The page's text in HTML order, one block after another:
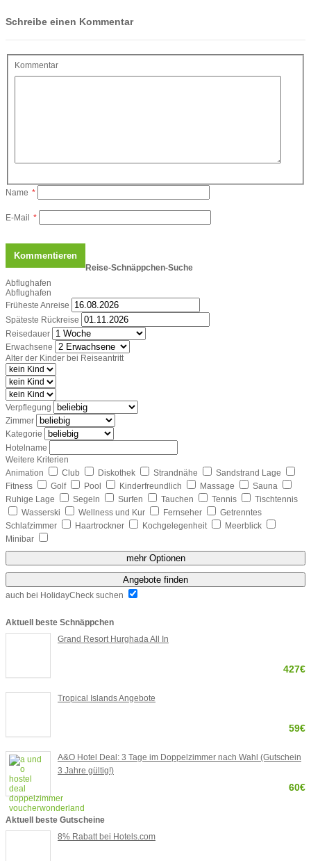
Schreibe einen Kommentar
Kommentar
Name *
E-Mail *
Reise-Schnäppchen-Suche
Abflughafen
Abflughafen
Früheste Anreise
Späteste Rückreise
Reisedauer
Erwachsene
Alter der Kinder bei Reiseantritt
Verpflegung
Zimmer
Kategorie
Hotelname
Weitere Kriterien
Animation
Club Diskothek Strandnähe
Sandstrand Lage
Fitness
Golf Pool Kinderfreundlich Massage
Sauna
Ruhige Lage
Segeln Surfen Tauchen Tennis
Tischtennis
Wasserski
Wellness und Kur Fernseher
Getrenntes
Schlafzimmer
Haartrockner Kochgelegenheit
Meerblick
Minibar
mehr Optionen
Angebote finden
auch bei HolidayCheck suchen
Aktuell beste Schnäppchen
Grand Resort Hurghada All In
427€
Tropical Islands Angebote
59€
A&O Hotel Deal: 3 Tage im Doppelzimmer nach Wahl (Gutschein
3 Jahre gültig!)
60€
Aktuell beste Gutscheine
8% Rabatt bei Hotels.com